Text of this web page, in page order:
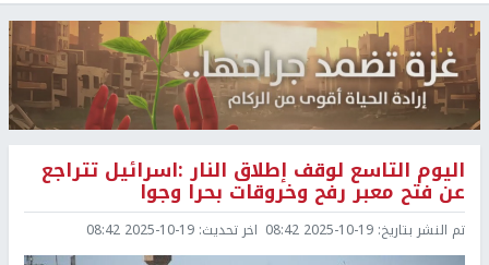
اليوم التاسع لوقف إطلاق النار :اسرائيل تتراجع
عن فتح معبر رفح وخروقات بحرا وجوا
تم النشر بتاريخ: 2025-10-19 08:42 اخر تحديث: 2025-10-19 08:42